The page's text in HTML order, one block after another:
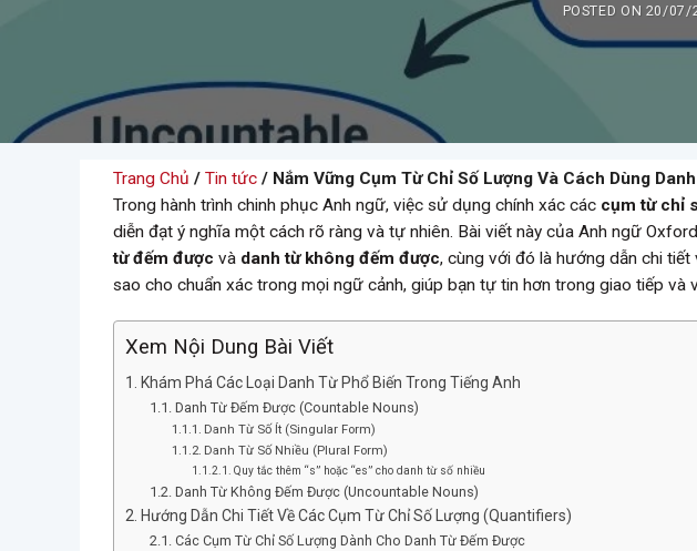
POSTED ON 20/07/
Trang Chủ / Tin tức / Nắm Vững Cụm Từ Chỉ Số Lượng Và Cách Dùng
Trong hành trình chinh phục Anh ngữ, việc sử dụng chính xác các cụm từ chỉ
diễn đạt ý nghĩa một cách rõ ràng và tự nhiên. Bài viết này của Anh ngữ
từ đếm được và danh từ không đếm được, cùng với đó là hướng dẫn chi
sao cho chuẩn xác trong mọi ngữ cảnh, giúp bạn tự tin hơn trong giao tiếp và
Xem Nội Dung Bài Viết
Khám Phá Các Loại Danh Từ Phổ Biến Trong Tiếng Anh
Danh Từ Đếm Được (Countable Nouns)
Danh Từ Số Ít (Singular Form)
Danh Từ Số Nhiều (Plural Form)
Quy tắc thêm “s” hoặc “es” cho danh từ số nhiều
Danh Từ Không Đếm Được (Uncountable Nouns)
Hướng Dẫn Chi Tiết Về Các Cụm Từ Chỉ Số Lượng (Quantifiers)
Các Cụm Từ Chỉ Số Lượng Dành Cho Danh Từ Đếm Được